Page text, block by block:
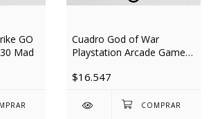
GO
Mad
Cuadro God of War
Playstation Arcade Gamer
$16.547